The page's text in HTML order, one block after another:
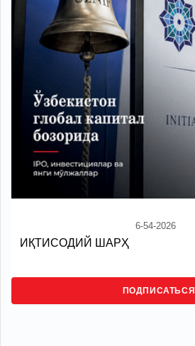
6-54-2026
ИҚТИСОДИЙ ШАРҲ
ПОДПИСАТЬСЯ